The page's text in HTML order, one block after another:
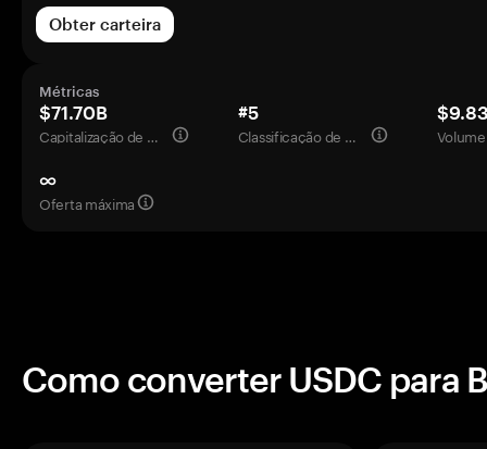
Obter carteira
Métricas
$71.70B
Capitalização de mercado
#5
Classificação de mercado
∞
Oferta máxima
Como converter USDC para